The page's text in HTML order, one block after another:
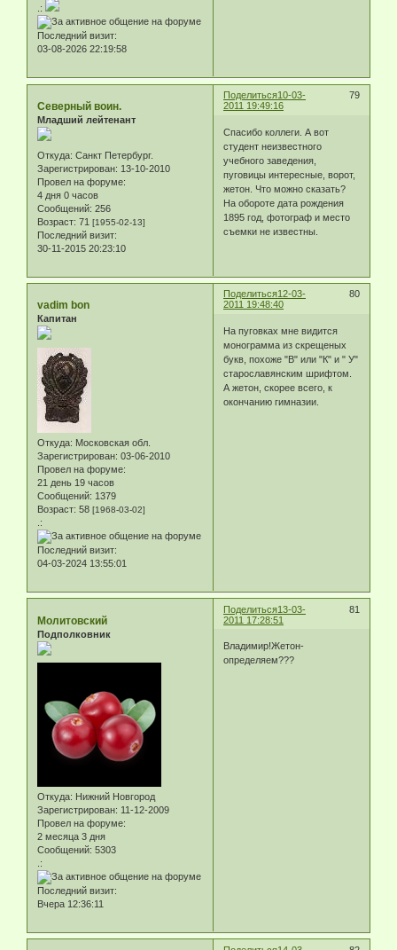
.:
Последний визит:
03-08-2026 22:19:58
Поделиться 79
10-03-
2011 19:49:16
Северный воин.
Младший лейтенант
Откуда: Санкт Петербург.
Зарегистрирован: 13-10-2010
Провел на форуме:
4 дня 0 часов
Сообщений: 256
Возраст: 71 [1955-02-13]
Последний визит:
30-11-2015 20:23:10
Спасибо коллеги. А вот
студент неизвестного
учебного заведения,
пуговицы интересные, ворот,
жетон. Что можно сказать?
На обороте дата рождения
1895 год, фотограф и место
съемки не известны.
Поделиться 80
12-03-
2011 19:48:40
vadim bon
Капитан
Откуда: Московская обл.
Зарегистрирован: 03-06-2010
Провел на форуме:
21 день 19 часов
Сообщений: 1379
Возраст: 58 [1968-03-02]
.:
Последний визит:
04-03-2024 13:55:01
На пуговках мне видится
монограмма из скрещеных
букв, похоже "В" или "К" и " У"
старославянским шрифтом.
А жетон, скорее всего, к
окончанию гимназии.
Поделиться 81
13-03-
2011 17:28:51
Молитовский
Подполковник
Откуда: Нижний Новгород
Зарегистрирован: 11-12-2009
Провел на форуме:
2 месяца 3 дня
Сообщений: 5303
.:
Последний визит:
Вчера 12:36:11
Владимир!Жетон-
определяем???